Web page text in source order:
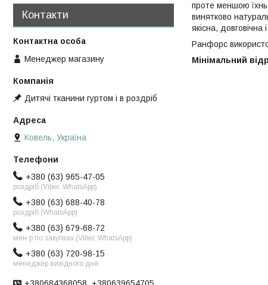
проте меншою
винятково
якісна, довговічна
Ранфорс
Мінімальний
Контакти
Менеджер магазину
Дитячі тканини гуртом і в роздріб
Ковель, Україна
+380 (63) 965-47-05
роздріб (Viber, WhatsApp)
+380 (63) 688-40-78
роздріб (WhatsApp)
+380 (63) 679-68-72
мен-р по закупках (Viber, WhatsApp)
+380 (63) 720-98-15
менеджер вихідного дня